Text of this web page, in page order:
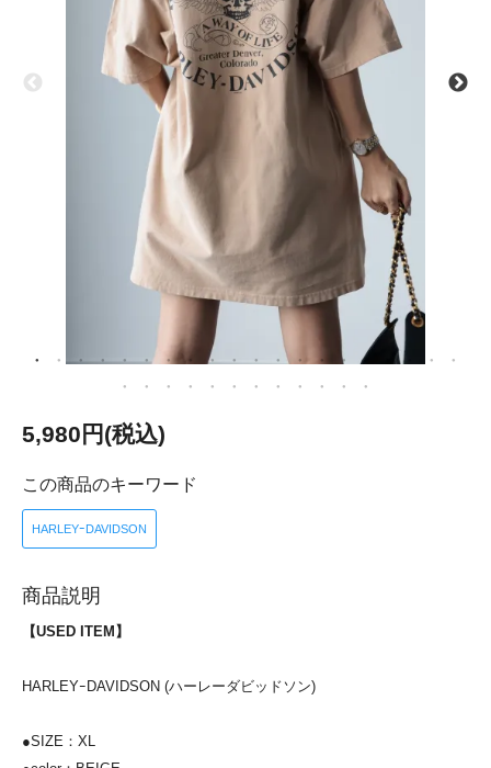
5,980円(税込)
この商品のキーワード
HARLEYｰDAVIDSON
商品説明
【USED ITEM】
HARLEYｰDAVIDSON (ハーレーダビッドソン)
●SIZE：XL